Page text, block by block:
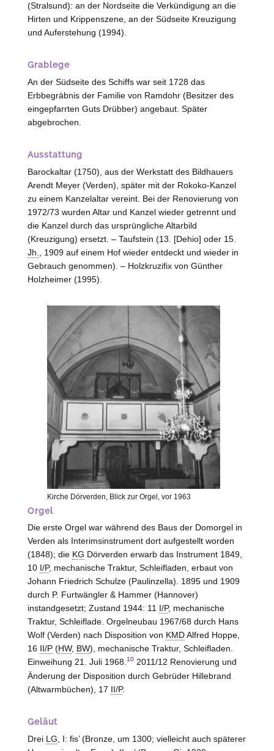
(Stralsund): an der Nordseite die Verkündigung an die
Hirten und Krippenszene, an der Südseite Kreuzigung
und Auferstehung (1994).
Grablege
An der Südseite des Schiffs war seit 1728 das
Erbbegräbnis der Familie von Ramdohr(Besitzer des
eingepfarrten Guts Drübber) angebaut. Später
abgebrochen.
Ausstattung
Barockaltar (1750), aus der Werkstatt des Bildhauers
Arendt Meyer (Verden), später mit der Rokoko-Kanzel
zu einem Kanzelaltar vereint. Bei der Renovierung von
1972/73 wurden Altar und Kanzel wieder getrennt und
die Kanzel durch das ursprüngliche Altarbild
(Kreuzigung) ersetzt. – Taufstein (13. [Dehio] oder 15.
Jh.
, 1909 auf einem Hof wieder entdeckt und wieder in
Gebrauch genommen). – Holzkruzifix von Günther
Holzheimer (1995).
Kirche Dörverden, Blick zur Orgel, vor 1963
Orgel
Die erste Orgel war während des Baus der Domorgel in
Verden als Interimsinstrument dort aufgestellt worden
(1848); die KG Dörverden erwarb das Instrument 1849,
10 I/P, mechanische Traktur, Schleifladen, erbaut von
Johann Friedrich Schulze (Paulinzella). 1895 und 1909
durch P. Furtwängler & Hammer (Hannover)
instandgesetzt; Zustand 1944: 11 I/P, mechanische
Traktur, Schleiflade. Orgelneubau 1967/68 durch Hans
Wolf (Verden) nach Disposition von KMDAlfred Hoppe,
16 II/P(HW, BW), mechanische Traktur, Schleifladen.
Einweihung 21. Juli 1968.102011/12 Renovierung und
Änderung der Disposition durch Gebrüder Hillebrand
(Altwarmbüchen), 17 II/P.
Geläut
Drei LG , I: fis’ (Bronze, um 1300; vielleicht auch späterer